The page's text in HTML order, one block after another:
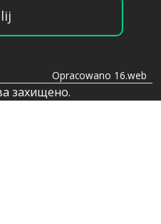
Opracowano 16.web
захищено.